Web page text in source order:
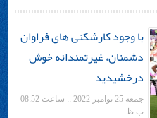
با وجود کارشکنی های فراوان
دشمنان، غیرتمندانه خوش
درخشیدید
جمعه 25 نوامبر 2022 :: ساعت 08:52
ب.ظ